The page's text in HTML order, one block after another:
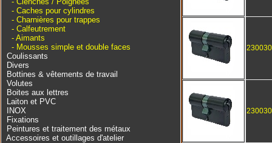
- Caches pour cylindres
- Charnières pour trappes
- Calfeutrement
- Aimants
- Mousses simple et double faces
Coulissants
Divers
Bottines & vêtements de travail
Volutes
Boites aux lettres
Laiton et PVC
INOX
Fixations
Peintures et traitement des métaux
Accessoires et outillages d'atelier